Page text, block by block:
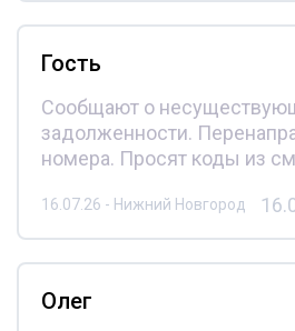
Гость
Сообщают о
задолженности.
номера. Просят коды из
16.07.26 - Нижний Новгород
Олег